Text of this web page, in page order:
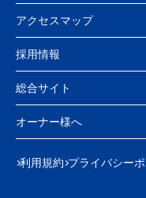
アクセスマップ
採用情報
総合サイト
オーナー様へ
利用規約 プライバシー